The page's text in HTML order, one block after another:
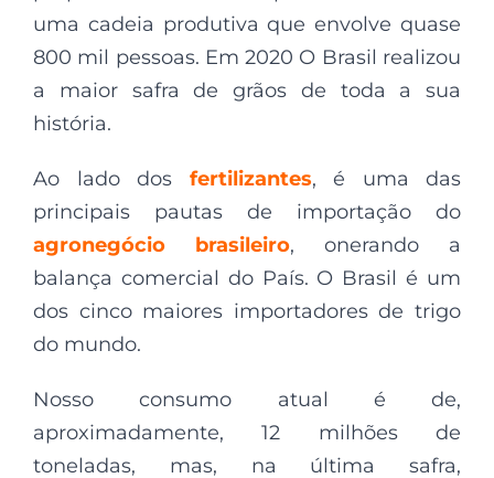
uma cadeia produtiva que envolve quase
800 mil pessoas. Em 2020 O Brasil realizou
a maior safra de grãos de toda a sua
história.
Ao lado dos fertilizantes, é uma das
principais pautas de importação do
agronegócio brasileiro, onerando a
balança comercial do País. O Brasil é um
dos cinco maiores importadores de trigo
do mundo.
Nosso consumo atual é de,
aproximadamente, 12 milhões de
toneladas, mas, na última safra,